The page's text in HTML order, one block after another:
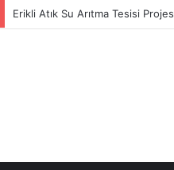
Erikli Atık Su Arıtma Tesisi